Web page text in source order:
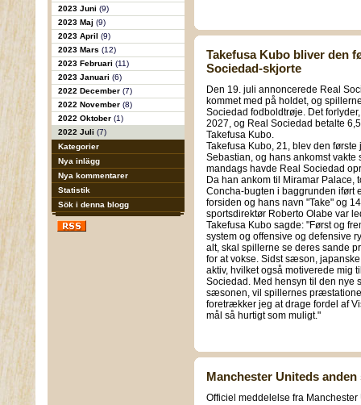
2023 Juni (9)
2023 Maj (9)
2023 April (9)
2023 Mars (12)
2023 Februari (11)
2023 Januari (6)
2022 December (7)
2022 November (8)
2022 Oktober (1)
2022 Juli (7)
Kategorier
Nya inlägg
Nya kommentarer
Statistik
Sök i denna blogg
Takefusa Kubo bliver den
Sociedad-skjorte
Den 19. juli annoncerede Real
kommet med på holdet, og
Sociedad fodboldtrøje. Det
2027, og Real Sociedad betalte
Takefusa Kubo.
Takefusa Kubo, 21, blev den
Sebastian, og hans ankomst
mandags havde Real Sociedad
Da han ankom til Miramar
Concha-bugten i baggrunden iført
forsiden og hans navn "Take" og
sportsdirektør Roberto Olabe var
Takefusa Kubo sagde: "Først og
system og offensive og defensive
alt, skal spillerne se deres sande
for at vokse. Sidst sæson,
aktiv, hvilket også motiverede mig
Sociedad. Med hensyn til den nye
sæsonen, vil spillernes
foretrækker jeg at drage fordel af
mål så hurtigt som muligt."
Manchester Uniteds
Officiel meddelelse fra